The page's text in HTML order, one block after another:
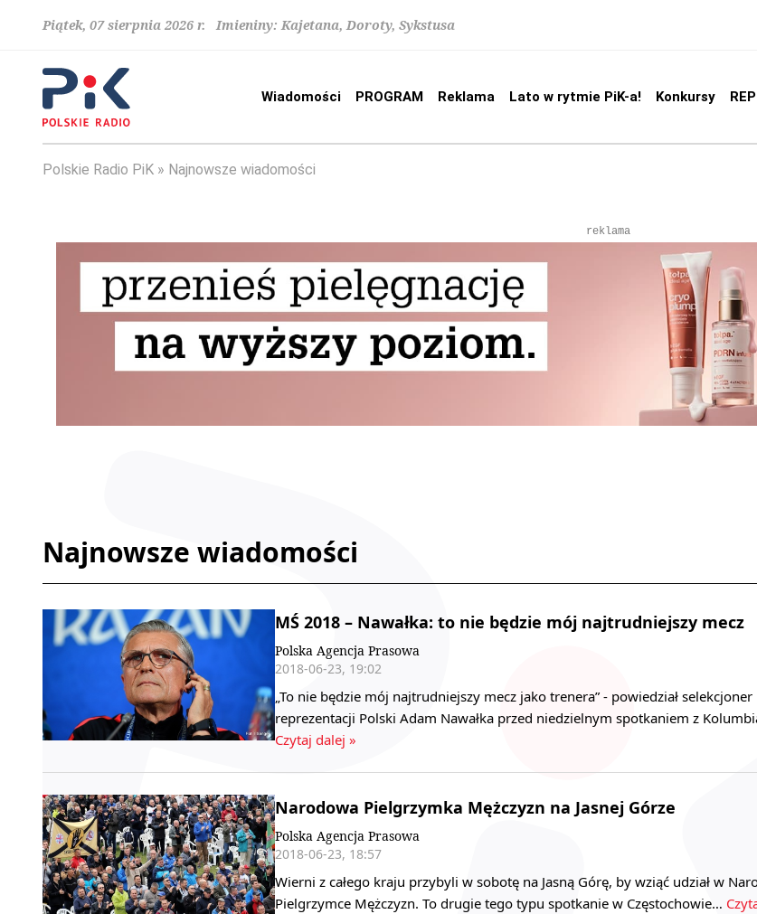
Piątek, 07 sierpnia 2026 r. Imieniny: Kajetana, Doroty, Sykstusa
Wiadomości PROGRAM Reklama Lato w rytmie PiK-a! Konkursy
Polskie Radio PiK Najnowsze wiadomości
reklama
Najnowsze wiadomości
MŚ 2018 – Nawałka: to nie będzie mój najtrudniejszy mecz
Polska Agencja Prasowa
2018-06-23, 19:02
„To nie będzie mój najtrudniejszy mecz jako trenera” - powiedział selekcjoner
reprezentacji Polski Adam Nawałka przed niedzielnym spotkaniem z
Czytaj dalej »
Narodowa Pielgrzymka Mężczyzn na Jasnej Górze
Polska Agencja Prasowa
2018-06-23, 18:57
Wierni z całego kraju przybyli w sobotę na Jasną Górę, by wziąć udział w
Pielgrzymce Mężczyzn. To drugie tego typu spotkanie w Częstochowie…